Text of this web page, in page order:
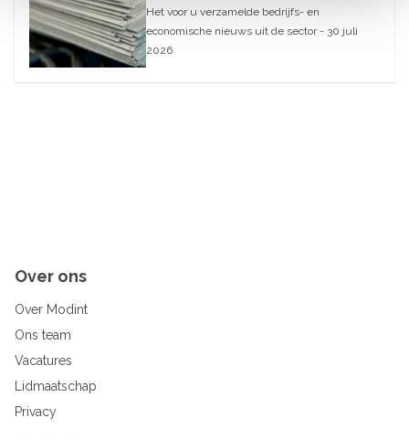
Het voor u verzamelde bedrijfs- en
economische nieuws uit de sector - 30 juli
2026
Over ons
Over Modint
Ons team
Vacatures
Lidmaatschap
Privacy